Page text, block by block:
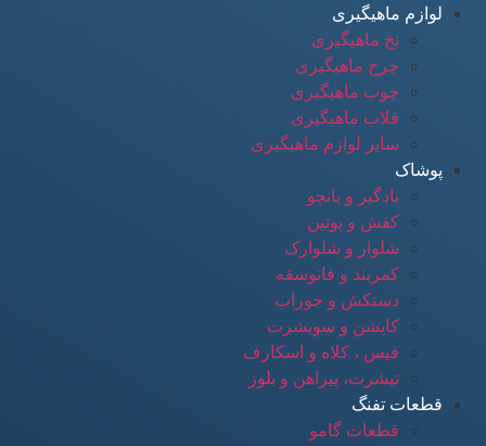
لوازم ماهیگیری
نخ ماهیگیری
چرخ ماهیگیری
چوب ماهیگیری
قلاب ماهیگیری
سایر لوازم ماهیگیری
پوشاک
بادگیر و پانچو
کفش و پوتین
شلوار و شلوارک
کمربند و فانوسقه
دستکش و جوراب
کاپشن و سویشرت
فیس ، کلاه و اسکارف
تیشرت، پیراهن و بلوز
قطعات تفنگ
قطعات گامو